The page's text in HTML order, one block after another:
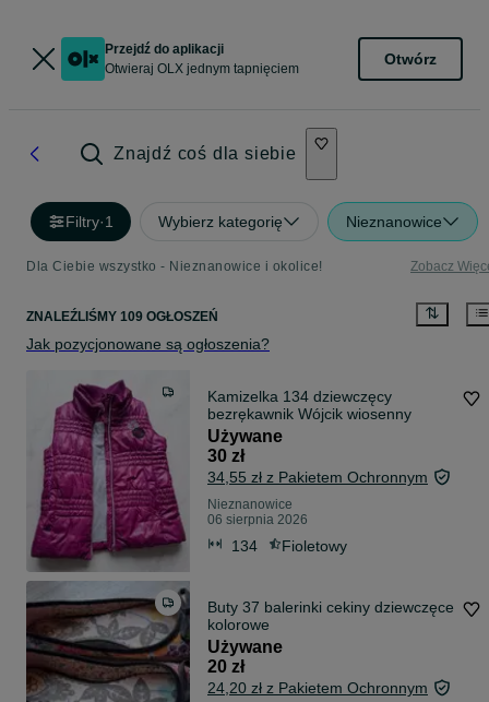
Przejdź do aplikacji
Otwieraj OLX jednym tapnięciem
Otwórz
Znajdź coś dla siebie
Filtry·1 Wybierz kategorię Nieznanowice
Dla Ciebie wszystko - Nieznanowice i okolice! Zobacz
ZNALEŹLIŚMY 109 OGŁOSZEŃ
Jak pozycjonowane są ogłoszenia?
Kamizelka 134 dziewczęcy
bezrękawnik Wójcik wiosenny
Używane
30 zł
34,55 zł z Pakietem Ochronnym
Nieznanowice
06 sierpnia 2026
134 Fioletowy
Buty 37 balerinki cekiny dziewczęce
kolorowe
Używane
20 zł
24,20 zł z Pakietem Ochronnym